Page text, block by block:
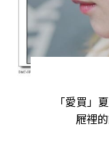
「愛買」
屜裡